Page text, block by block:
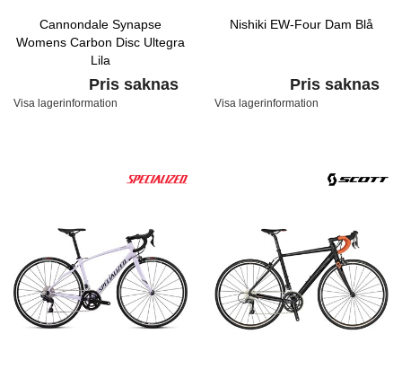
Cannondale Synapse
Womens Carbon Disc Ultegra
Lila
Pris saknas
Visa lagerinformation
Nishiki EW-Four Dam Blå
Pris saknas
Visa lagerinformation